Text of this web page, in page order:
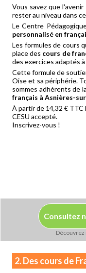
Vous savez que
rester au niveau dans
Le Centre
personnalisé en
Les formules de cours
place des cours de
des exercices adaptés
Cette formule de
Oise et sa périphérie.
sommes adhérents de
français à Asnières-
À partir de 14,32 €
CESU accepté.
Inscrivez-vous !
Consultez
Découvrez
2. Des cours de